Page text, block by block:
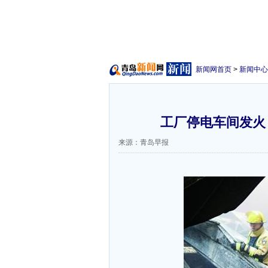
新闻网首页 > 新闻中心
工厂停电车间发
来源：青岛早报